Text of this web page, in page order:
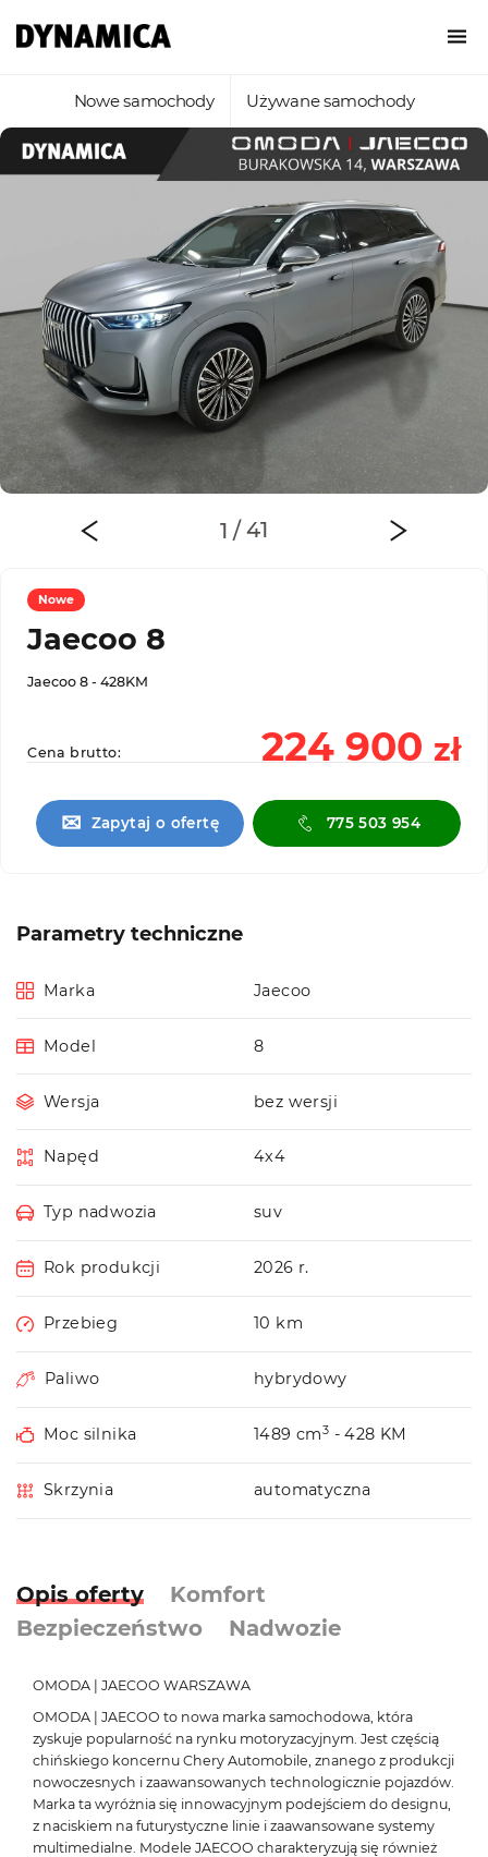
Nowe samochody Używane samochody
Nowe
Jaecoo 8
Jaecoo 8 - 428KM
Cena brutto: 224 900 zł
✉ Zapytaj o ofertę 775 503 954
Parametry techniczne
Marka Jaecoo
Model 8
Wersja bez wersji
Napęd 4x4
Typ nadwozia suv
Rok produkcji 2026 r.
Przebieg 10 km
Paliwo hybrydowy
Moc silnika 1489 cm3 - 428 KM
Skrzynia automatyczna
Opis oferty
Komfort
Bezpieczeństwo
Nadwozie
OMODA | JAECOO WARSZAWA
OMODA | JAECOO to nowa marka samochodowa, która
zyskuje popularność na rynku motoryzacyjnym. Jest częścią
chińskiego koncernu Chery Automobile, znanego z produkcji
nowoczesnych i zaawansowanych technologicznie pojazdów.
Marka ta wyróżnia się innowacyjnym podejściem do designu,
z naciskiem na futurystyczne linie i zaawansowane systemy
multimedialne. Modele JAECOO charakteryzują się również